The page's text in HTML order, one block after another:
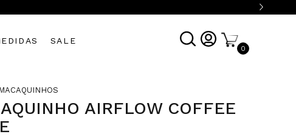
SALE
0
AIRFLOW COFFEE